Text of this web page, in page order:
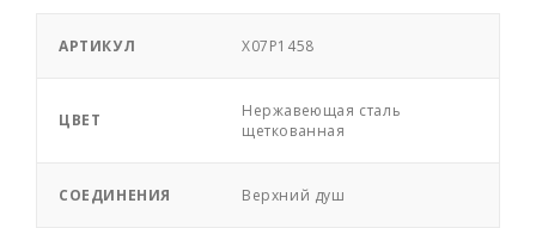
АРТИКУЛ X07P1458
ЦВЕТ
Нержавеющая сталь
щеткованная
СОЕДИНЕНИЯ Верхний душ